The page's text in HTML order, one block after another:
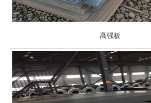
高强板